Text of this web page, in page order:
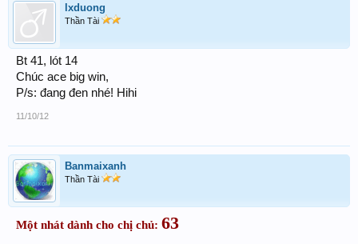
lxduong
Thần Tài
Bt 41, lót 14
Chúc ace big win,
P/s: đang đen nhé! Hihi
11/10/12
Banmaixanh
Thần Tài
Một nhát dành cho chị chủ: 63